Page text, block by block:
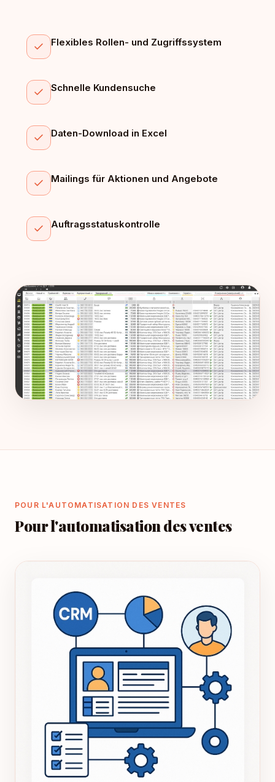
Flexibles Rollen- und Zugriffssystem
Schnelle Kundensuche
Daten-Download in Excel
Mailings für Aktionen und Angebote
Auftragsstatuskontrolle
POUR L'AUTOMATISATION DES VENTES
Pour l'automatisation des ventes